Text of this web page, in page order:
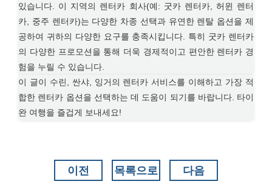
있습니다. 이 지역의 렌터카 회사(예: 굿카 렌터카, 허윈 렌터
카, 중주 렌터카)는 다양한 차종 선택과 유연한 렌탈 옵션을 제
공하여 귀하의 다양한 요구를 충족시킵니다. 특히 굿카 렌터카
의 다양한 프로모션을 통해 더욱 경제적이고 편안한 렌터카 경
험을 누릴 수 있습니다.
이 글이 수린, 싼샤, 잉거의 렌터카 서비스를 이해하고 가장 적
합한 렌터카 옵션을 선택하는 데 도움이 되기를 바랍니다. 타이
완 여행을 즐겁게 보내세요!
이전 목록으로 다음